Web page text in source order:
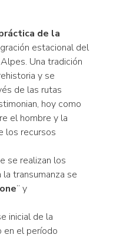
de la
estacional del
Una tradición
y se
de las rutas
hoy como
el hombre y la
los recursos
se realizan los
transumanza se
” y
inicial de la
en el período